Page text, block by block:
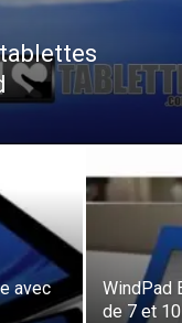
avec
WindPad
de 7 et